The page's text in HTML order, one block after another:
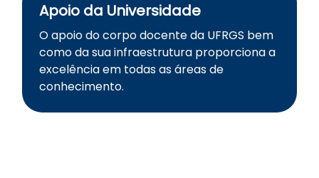
Apoio da Universidade
O apoio do corpo docente da UFRGS bem
como da sua infraestrutura proporciona a
excelência em todas as áreas de
conhecimento.